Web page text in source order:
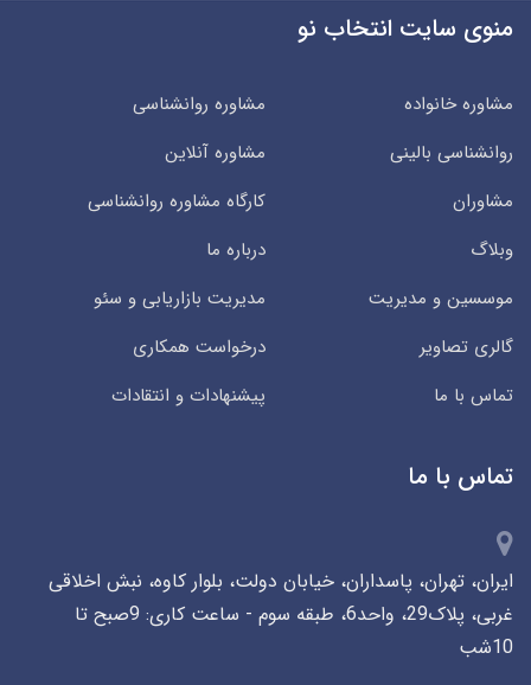
منوی سایت انتخاب نو
مشاوره خانواده
مشاوره روانشناسی
روانشناسی بالینی
مشاوره آنلاین
مشاوران
کارگاه مشاوره روانشناسی
وبلاگ
درباره ما
موسسین و مدیریت
مدیریت بازاریابی و سئو
گالری تصاویر
درخواست همکاری
تماس با ما
پیشنهادات و انتقادات
تماس با ما
ایران، تهران، پاسداران، خیابان دولت، بلوار کاوه، نبش اخلاقی
غربی، پلاک29، واحد6، طبقه سوم - ساعت کاری: 9صبح تا
10شب